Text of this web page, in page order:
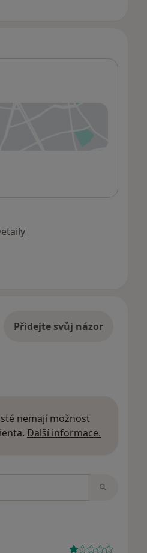
Přidejte svůj názor
nemají možnost
Další informace.